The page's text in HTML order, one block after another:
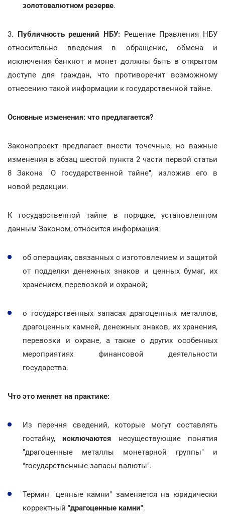
золотовалютном резерве.
3. Публичность решений НБУ: Решение Правления НБУ
относительно введения в обращение, обмена и
исключения банкнот и монет должны быть в открытом
доступе для граждан, что противоречит возможному
отнесению такой информации к государственной тайне.
Основные изменения: что предлагается?
Законопроект предлагает внести точечные, но важные
изменения в абзац шестой пункта 2 части первой статьи
8 Закона "О государственной тайне", изложив его в
новой редакции.
К государственной тайне в порядке, установленном
данным Законом, относится информация:
об операциях, связанных с изготовлением и защитой
от подделки денежных знаков и ценных бумаг, их
хранением, перевозкой и охраной;
о государственных запасах драгоценных металлов,
драгоценных камней, денежных знаков, их хранения,
перевозки и охране, а также о других особенных
мероприятиях финансовой деятельности
государства.
Что это меняет на практике:
Из перечня сведений, которые могут составлять
гостайну,исключаются несуществующие понятия
"драгоценные металлы монетарной группы" и
"государственные запасы валюты".
Термин "ценные камни" заменяется на юридически
корректный "драгоценные камни".